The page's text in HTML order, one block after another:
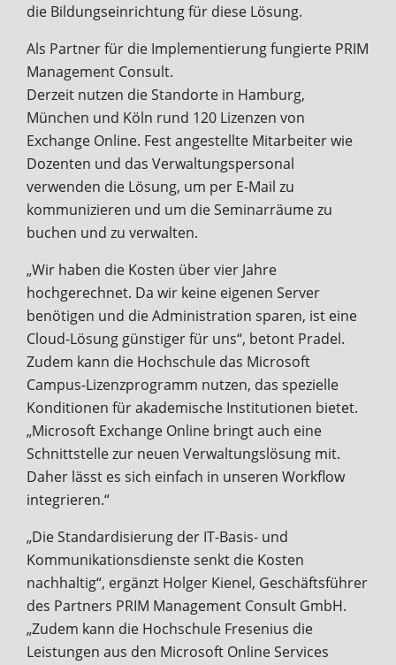
die Bildungseinrichtung für diese Lösung.
Als Partner für die Implementierung fungierte PRIM
Management Consult.
Derzeit nutzen die Standorte in Hamburg,
München und Köln rund 120 Lizenzen von
Exchange Online. Fest angestellte Mitarbeiter wie
Dozenten und das Verwaltungspersonal
verwenden die Lösung, um per E-Mail zu
kommunizieren und um die Seminarräume zu
buchen und zu verwalten.
„Wir haben die Kosten über vier Jahre
hochgerechnet. Da wir keine eigenen Server
benötigen und die Administration sparen, ist eine
Cloud-Lösung günstiger für uns“, betont Pradel.
Zudem kann die Hochschule das Microsoft
Campus-Lizenzprogramm nutzen, das spezielle
Konditionen für akademische Institutionen bietet.
„Microsoft Exchange Online bringt auch eine
Schnittstelle zur neuen Verwaltungslösung mit.
Daher lässt es sich einfach in unseren Workflow
integrieren.“
„Die Standardisierung der IT-Basis- und
Kommunikationsdienste senkt die Kosten
nachhaltig“, ergänzt Holger Kienel, Geschäftsführer
des Partners PRIM Management Consult GmbH.
„Zudem kann die Hochschule Fresenius die
Leistungen aus den Microsoft Online Services